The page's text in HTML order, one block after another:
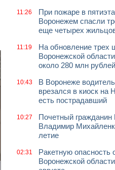
11:26
При пожаре в
Воронежем спасли
еще четырех
11:19
На обновление трех
Воронежской
около 280 млн рублей
10:43
В Воронеже
врезался в киоск на
есть пострадавший
10:27
Почетный гражданин
Владимир
летие
02:31
Ракетную опасность
Воронежской